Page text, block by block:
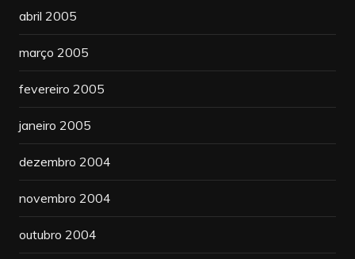
abril 2005
março 2005
fevereiro 2005
janeiro 2005
dezembro 2004
novembro 2004
outubro 2004